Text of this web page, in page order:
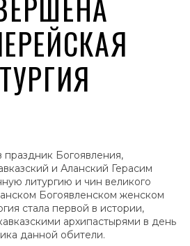
праздник Богоявления,
и Аланский Герасим
литургию и чин великого
Богоявленском женском
стала первой в истории,
архипастырями в день
данной обители.